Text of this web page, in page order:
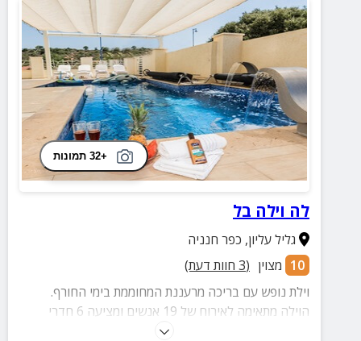
+32 תמונות
לה וילה בל
גליל עליון, כפר חנניה
10 מצוין (
3 חוות דעת)
וילת נופש עם בריכה מרעננת המחוממת בימי החורף.
הוילה מתאימה לאירוח של 19 אנשים ומציעה 6 חדרי
שינה, מטבח מאובזר, טאבון, פינת אסאדו ועוד.